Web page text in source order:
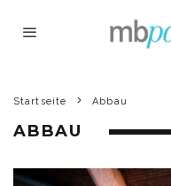
Startseite Abbau
ABBAU